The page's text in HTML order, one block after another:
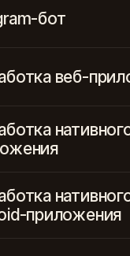
бот
веб-
приложения